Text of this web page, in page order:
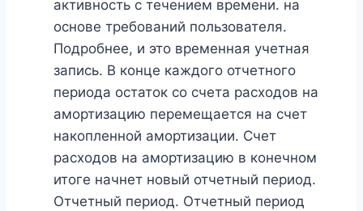
активность с течением времени. на
основе требований пользователя.
Подробнее, и это временная учетная
запись. В конце каждого отчетного
периода остаток со счета расходов на
амортизацию перемещается на счет
накопленной амортизации. Счет
расходов на амортизацию в конечном
итоге начнет новый отчетный период.
Отчетный период. Отчетный период